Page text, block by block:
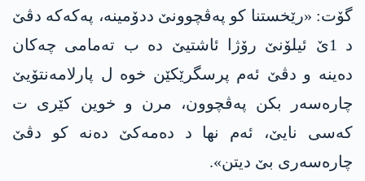
گۆت: «رێخستنا کو پەڤچوونێ ددۆمینە، په‌كه‌كه‌ دڤێ
د 1ێ ئیلۆنێ رۆژا ئاشتیێ دە ب تەمامی چەکان
دەینە و دڤێ ئەم پرسگرێکێن خوە ل پارلامەنتۆیێ
چارەسەر بکن پەڤچوون، مرن و خوین کێری ت
کەسی نایێ، ئەم نها د دەمەکێ دەنە کو دڤێ
چارەسەری بێ دیتن».